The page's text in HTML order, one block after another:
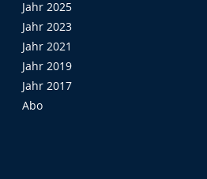
Jahr 2025
Jahr 2023
Jahr 2021
Jahr 2019
Jahr 2017
Abo